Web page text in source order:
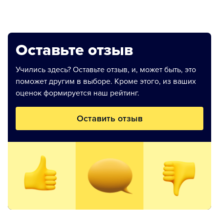
Оставьте отзыв
Учились здесь? Оставьте отзыв, и, может быть, это
поможет другим в выборе. Кроме этого, из ваших
оценок формируется наш рейтинг.
Оставить отзыв